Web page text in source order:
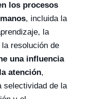
los procesos
, incluida la
la
resolución de
una influencia
atención,
selectividad de la